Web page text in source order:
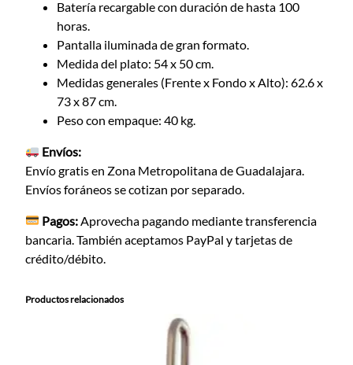
Batería recargable con duración de hasta 100
horas.
Pantalla iluminada de gran formato.
Medida del plato: 54 x 50 cm.
Medidas generales (Frente x Fondo x Alto): 62.6 x
73 x 87 cm.
Peso con empaque: 40 kg.
Envíos:
Envío gratis en Zona Metropolitana de Guadalajara.
Envíos foráneos se cotizan por separado.
Pagos: Aprovecha pagando mediante transferencia
bancaria. También aceptamos PayPal y tarjetas de
crédito/débito.
Productos relacionados